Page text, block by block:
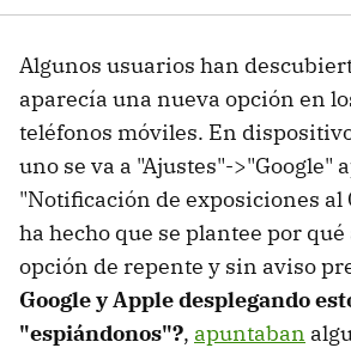
Algunos usuarios han
aparecía una nueva opción en
teléfonos móviles. En
uno se va a "Ajustes"->"Google"
"Notificación de exposiciones al
ha hecho que se plantee por qué
opción de repente y sin aviso
Google y Apple desplegando
"espiándonos"?, apuntaban